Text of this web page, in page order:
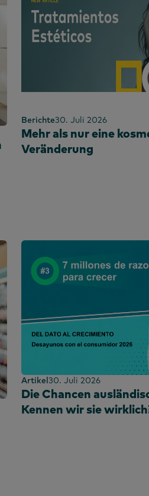
und
Berichte30. Juli 2026
Mehr als nur eine
Veränderung
Artikel30. Juli 2026
Die Chancen
Kennen wir sie